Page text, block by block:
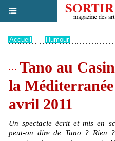
Accueil Humour
Tano au
la
avril 2011
Un spectacle écrit et mis en
peut-on dire de Tano ? Rien